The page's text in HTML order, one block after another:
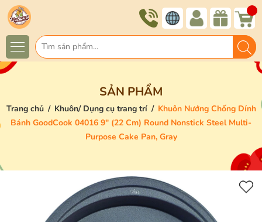
SẢN PHẨM
Trang chủ / Khuôn/ Dụng cụ trang trí / Khuôn Nướng Chống Dính
Bánh GoodCook 04016 9" (22 Cm) Round Nonstick Steel Multi-
Purpose Cake Pan, Gray